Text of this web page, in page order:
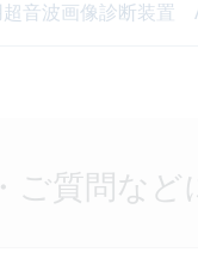
超音波画像診断装置
ご質問な